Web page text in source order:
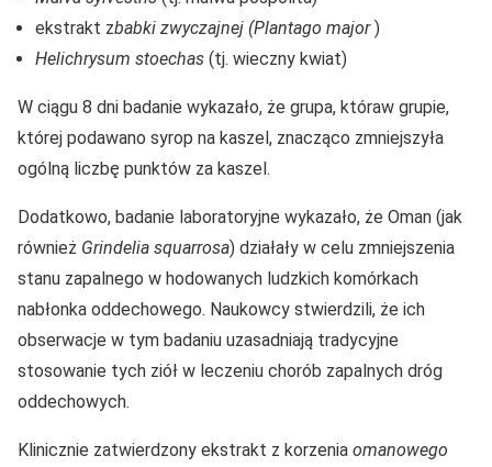
ekstrakt zbabki zwyczajnej (Plantago major)
Helichrysum stoechas (tj. wieczny kwiat)
W ciągu 8 dni badanie wykazało, że grupa, któraw grupie,
której podawano syrop na kaszel, znacząco zmniejszyła
ogólną liczbę punktów za kaszel.
Dodatkowo, badanie laboratoryjne wykazało, że Oman (jak
również Grindelia squarrosa) działały w celu zmniejszenia
stanu zapalnego w hodowanych ludzkich komórkach
nabłonka oddechowego. Naukowcy stwierdzili, że ich
obserwacje w tym badaniu uzasadniają tradycyjne
stosowanie tych ziół w leczeniu chorób zapalnych dróg
oddechowych.
Klinicznie zatwierdzony ekstrakt z korzenia omanowego